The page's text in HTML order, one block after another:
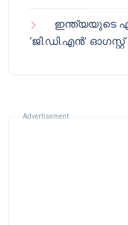
ഇന്ത്യയുടെ
‘ജി.ഡി.എൻ’
Advertisement